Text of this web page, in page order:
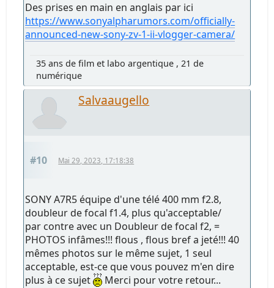
Des prises en main en anglais par ici
https://www.sonyalpharumors.com/officially-
announced-new-sony-zv-1-ii-vlogger-camera/
35 ans de film et labo argentique , 21 de
numérique
Salvaaugello
#10 Mai 29, 2023, 17:18:38
SONY A7R5 équipe d'une télé 400 mm f2.8,
doubleur de focal f1.4, plus qu'acceptable/
par contre avec un Doubleur de focal f2, =
PHOTOS infâmes!!! flous , flous bref a jeté!!! 40
mêmes photos sur le même sujet, 1 seul
acceptable, est-ce que vous pouvez m'en dire
plus à ce sujet
Merci pour votre retour...